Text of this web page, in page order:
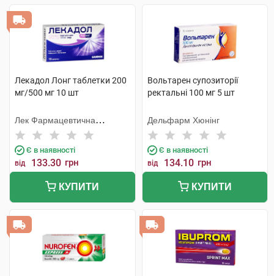
Лекадол Лонг таблетки 200
мг/500 мг 10 шт
Лек Фармацевтична
компанія
Є в наявності
від 133.30 грн
КУПИТИ
Вольтарен супозиторії
ректальні 100 мг 5 шт
Дельфарм Хюнінг
Є в наявності
від 134.10 грн
КУПИТИ